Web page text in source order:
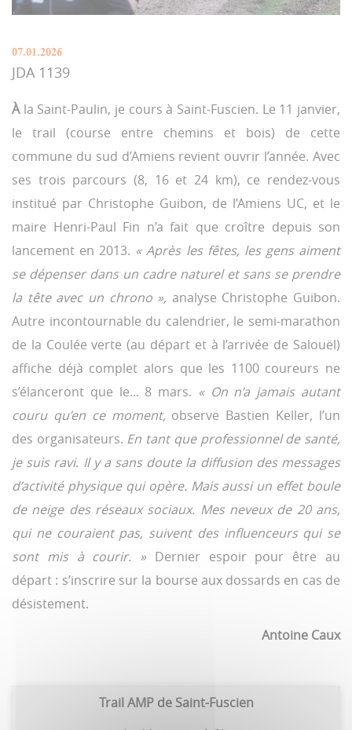
07.01.2026
JDA 1139
Àla Saint-Paulin, je cours à Saint-Fuscien. Le 11 janvier,
le trail (course entre chemins et bois) de cette
commune du sud d’Amiens revient ouvrir l’année. Avec
ses trois parcours (8, 16 et 24 km), ce rendez-vous
institué par Christophe Guibon, de l’Amiens UC, et le
maire Henri-Paul Fin n’a fait que croître depuis son
lancement en 2013. « Après les fêtes, les gens aiment
se dépenser dans un cadre naturel et sans se prendre
la tête avec un chrono », analyse Christophe Guibon.
Autre incontournable du calendrier, le semi-marathon
de la Coulée verte (au départ et à l’arrivée de Salouël)
affiche déjà complet alors que les 1100 coureurs ne
s’élanceront que le... 8 mars. « On n’a jamais autant
couru qu’en ce moment, observe Bastien Keller, l’un
des organisateurs. En tant que professionnel de santé,
je suis ravi. Il y a sans doute la diffusion des messages
d’activité physique qui opère. Mais aussi un effet boule
de neige des réseaux sociaux. Mes neveux de 20 ans,
qui ne couraient pas, suivent des influenceurs qui se
sont mis à courir. » Dernier espoir pour être au
départ : s’inscrire sur la bourse aux dossards en cas de
désistement.
Antoine Caux
Trail AMP de Saint-Fuscien